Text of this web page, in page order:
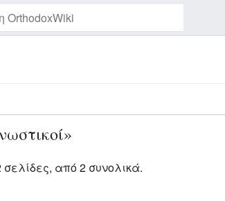
σελίδες, από 2 συνολικά.